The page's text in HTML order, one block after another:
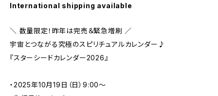
International shipping available
＼ 数量限定！昨年は完売＆緊急増刷 ／
宇宙とつながる究極のスピリチュアルカレンダー♪
『スターシードカレンダー2026』
・2025年10月19日（日）9:00～